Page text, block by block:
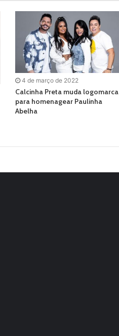
4 de março de 2022
Calcinha Preta muda logomarca
para homenagear Paulinha
Abelha